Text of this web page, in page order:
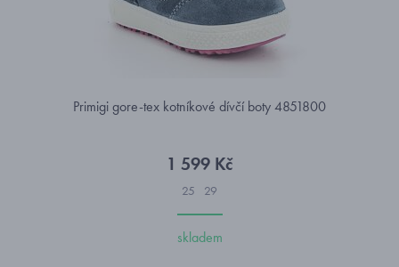
Primigi gore-tex kotníkové dívčí boty 4851800
1 599 Kč
25 29
skladem